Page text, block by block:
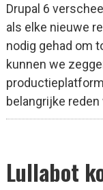
Drupal 6
als elke nieuwe
nodig gehad om
kunnen we
belangrijke
Lullabot